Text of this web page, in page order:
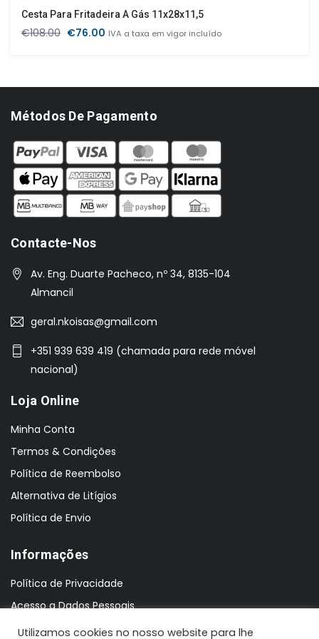
Cesta Para Fritadeira A Gás 11x28x11,5
€108.00 O
€76.00 O
IVA a taxa em vigor incluído
Métodos De Pagamento
Contacte-Nos
Av. Eng. Duarte Pacheco, nº 34, 8135-104
Almancil
geral.nkoisas@gmail.com
+351 939 639 419 (chamada para rede móvel
nacional)
Loja Online
Minha Conta
Termos & Condições
Política de Reembolso
Alternativa de Litígios
Política de Envio
Informações
Política de Privacidade
Acesso a Dados Pessoais
Utilizamos cookies no nosso website para lhe